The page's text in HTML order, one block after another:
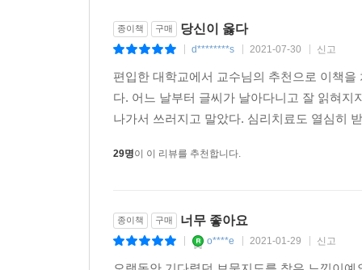
종이책 구매 당신이 옳다
d********s 2021-07-30 신고
편입한 대학교에서 교수님의 추천으로 이책
다. 어느 날부터 글씨가 날아다니고 잘 읽혀
나가서 쓰러지고 말았다. 심리치료도 열심히
29명이 이 리뷰를 추천합니다.
종이책 구매 너무 좋아요
o****e 2021-01-29 신고